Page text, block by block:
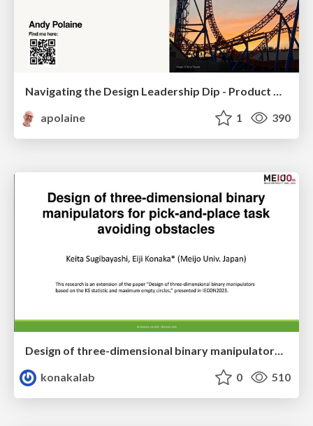
apolaine
1 390
Design of three-dimensional binary manipulators for pick-and-place task avoiding obstacles (IECON2024)
konakalab
0 510